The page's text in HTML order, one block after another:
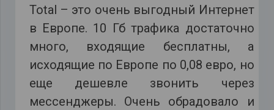
Total – это очень выгодный Интернет
в Европе. 10 Гб трафика достаточно
много, входящие бесплатны, а
исходящие по Европе по 0,08 евро, но
еще дешевле звонить через
мессенджеры. Очень обрадовало и